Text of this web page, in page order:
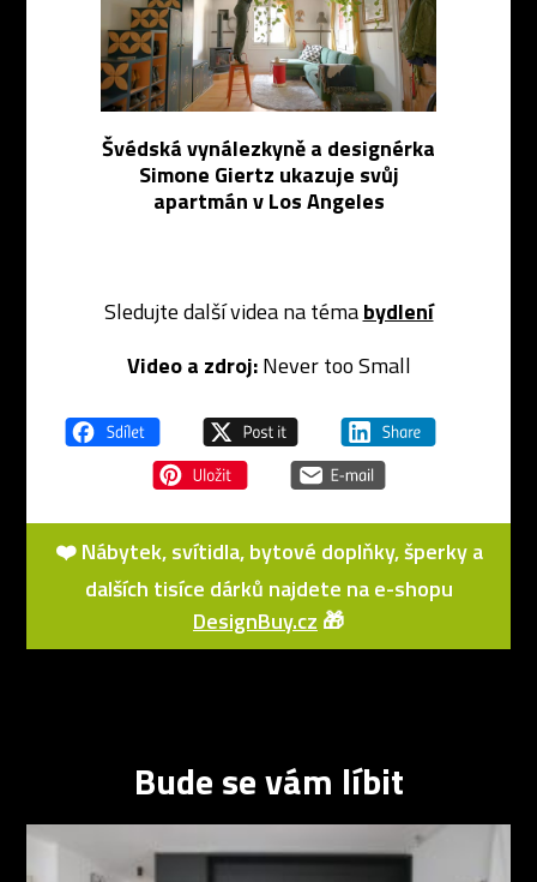
Švédská vynálezkyně a designérka
Simone Giertz ukazuje svůj
apartmán v Los Angeles
Sledujte další videa na témabydlení
Video a zdroj:Never too Small
❤️ Nábytek, svítidla, bytové doplňky, šperky a
dalších tisíce dárků najdete na e-shopu
DesignBuy.cz 🎁
Bude se vám líbit